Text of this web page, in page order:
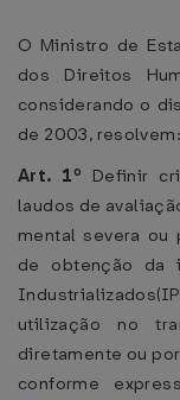
O Ministro de
dos Direitos
considerando o
de 2003, resolvem:
Art. 1º Definir
laudos de
mental severa ou
de obtenção da
utilização no
diretamente ou
conforme